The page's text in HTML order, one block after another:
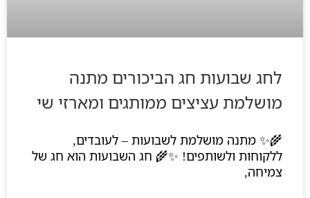
לחג שבועות חג הביכורים מתנה
מושלמת עציצים ממותגים ומארזי שי
🌾✨ מתנה מושלמת לשבועות – לעובדים,
ללקוחות ולשותפים! ✨🌾 חג השבועות הוא חג של
צמיחה,